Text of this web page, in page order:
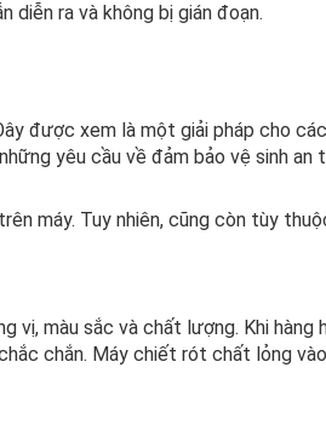
ra và không bị gián đoạn.
được xem là một giải pháp cho
yêu cầu về đảm bảo vệ sinh an
máy. Tuy nhiên, cũng còn tùy
vị, màu sắc và chất lượng. Khi hàng
chắn. Máy chiết rót chất lỏng